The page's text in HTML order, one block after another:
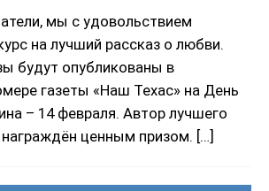
мы с удовольствием
на лучший рассказ о любви.
будут опубликованы в
газеты «Наш Техас» на День
– 14 февраля. Автор лучшего
награждён ценным призом. […]